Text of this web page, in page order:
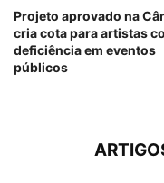
Projeto aprovado na
cria cota para artistas
deficiência em eventos
públicos